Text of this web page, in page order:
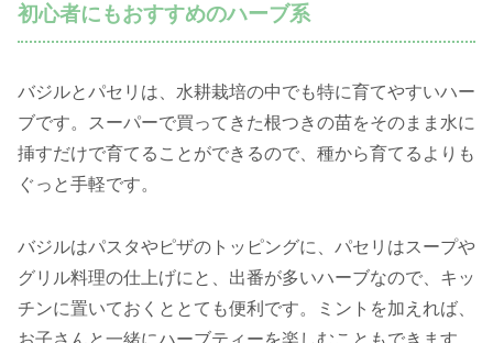
初心者にもおすすめのハーブ系
バジルとパセリは、水耕栽培の中でも特に育てやすいハー
ブです。スーパーで買ってきた根つきの苗をそのまま水に
挿すだけで育てることができるので、種から育てるよりも
ぐっと手軽です。
バジルはパスタやピザのトッピングに、パセリはスープや
グリル料理の仕上げにと、出番が多いハーブなので、キッ
チンに置いておくととても便利です。ミントを加えれば、
お子さんと一緒にハーブティーを楽しむこともできます